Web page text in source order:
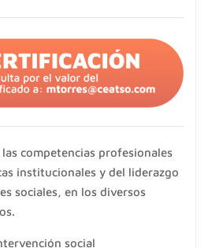
competencias profesionales
institucionales y del liderazgo
sociales, en los diversos
social